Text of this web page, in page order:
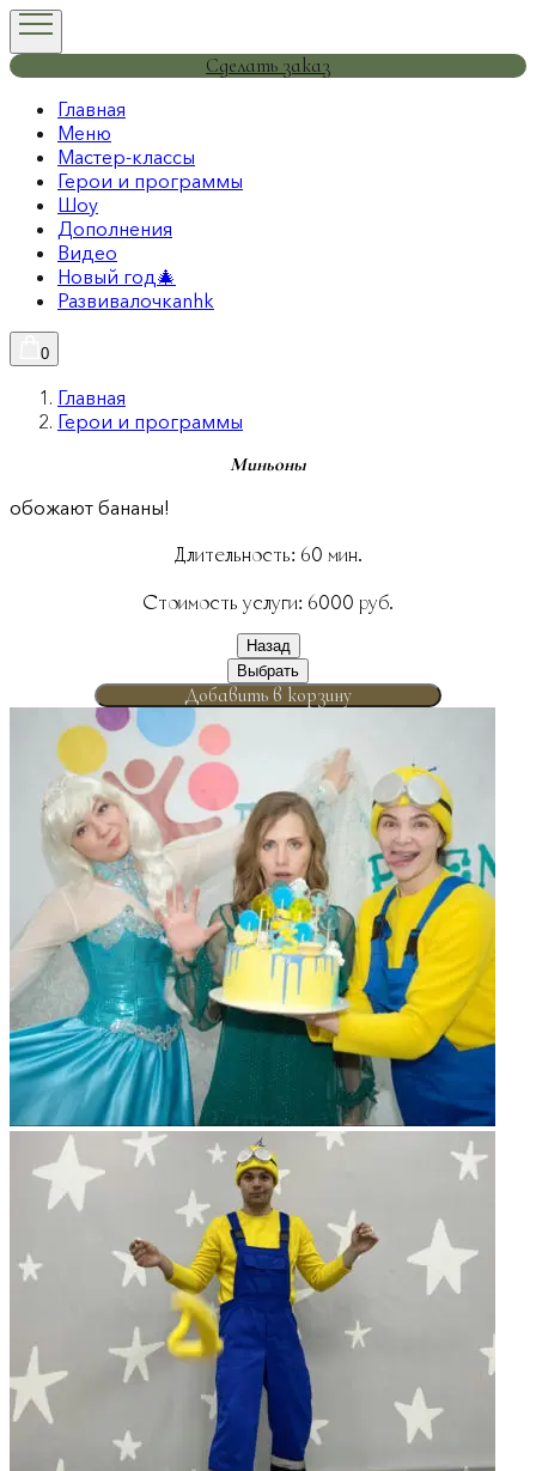
Сделать заказ
Главная
Меню
Мастер-классы
Герои и программы
Шоу
Дополнения
Видео
Новый год🎄
Развивалочкаnhk
0
Главная
Герои и программы
Миньоны
обожают бананы!
Длительность: 60 мин.
Стоимость услуги: 6000 руб.
Назад
Выбрать
Добавить в корзину